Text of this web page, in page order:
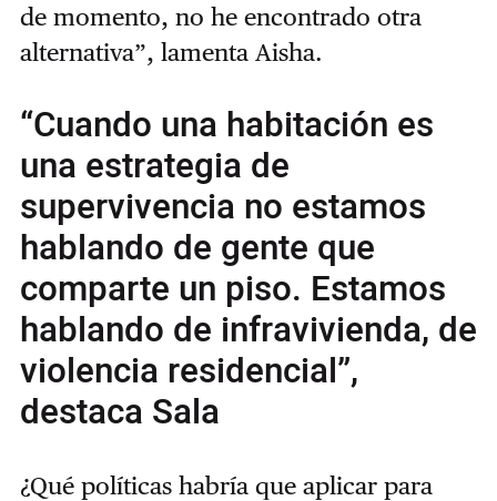
de momento, no he encontrado otra
alternativa”, lamenta Aisha.
“Cuando una habitación es
una estrategia de
supervivencia no estamos
hablando de gente que
comparte un piso. Estamos
hablando de infravivienda, de
violencia residencial”,
destaca Sala
¿Qué políticas habría que aplicar para